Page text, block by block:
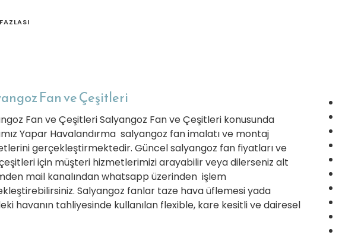
Fan ve Çeşitleri
Fan ve Çeşitleri Salyangoz Fan ve Çeşitleri konusunda
Yapar Havalandırma salyangoz fan imalatı ve montaj
gerçekleştirmektedir. Güncel salyangoz fan fiyatları ve
için müşteri hizmetlerimizi arayabilir veya dilerseniz alt
mail kanalından whatsapp üzerinden işlem
Salyangoz fanlar taze hava üflemesi yada
havanın tahliyesinde kullanılan flexible, kare kesitli ve dairesel